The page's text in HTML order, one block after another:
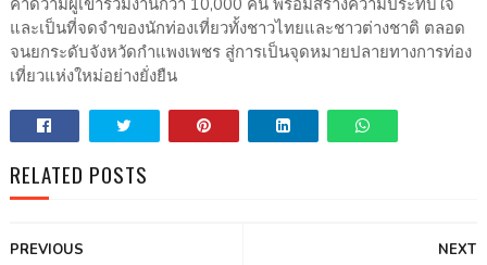
และเป็นที่จดจำของนักท่องเที่ยวทั้งชาวไทยและชาวต่างชาติ ตลอด
จนยกระดับจังหวัดกำแพงเพชร สู่การเป็นจุดหมายปลายทางการท่อง
เที่ยวแห่งใหม่อย่างยั่งยืน
RELATED POSTS
NEXT
PREVIOUS